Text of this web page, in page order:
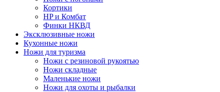
Кортики
HP и Комбат
Финки НКВД
Эксклюзивные ножи
Кухонные ножи
Ножи для туризма
Ножи с резиновой рукоятью
Ножи складные
Маленькие ножи
Ножи для охоты и рыбалки